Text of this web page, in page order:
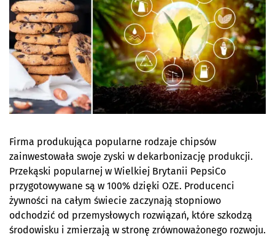
Firma produkująca popularne rodzaje chipsów
zainwestowała swoje zyski w dekarbonizację produkcji.
Przekąski popularnej w Wielkiej Brytanii PepsiCo
przygotowywane są w 100% dzięki OZE. Producenci
żywności na całym świecie zaczynają stopniowo
odchodzić od przemysłowych rozwiązań, które szkodzą
środowisku i zmierzają w stronę zrównoważonego rozwoju.